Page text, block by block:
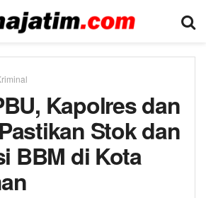
Kapolres dan
Stok dan
BBM di Kota